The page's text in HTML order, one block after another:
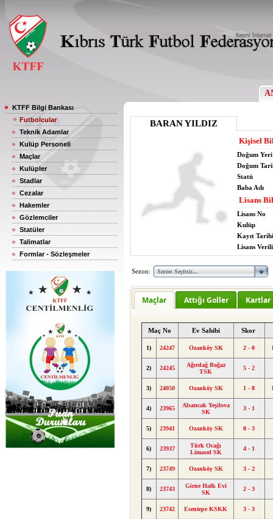
KTFF Bilgi Bankası
Futbolcular
Teknik Adamlar
Kulüp Personeli
Maçlar
Kulüpler
Stadlar
Cezalar
Hakemler
Gözlemciler
Statüler
Talimatlar
Formlar - Sözleşmeler
BARAN YILDIZ
Kişisel
Doğum Yeri
Doğum
Statü
Baba Adı
Lisans
Lisans No
Kulüp
Kayıt Tarihi
Lisans
Sezon:
Maçlar Attığı Goller Kartlar
Maç No Ev Sahibi Skor
1) 24247 Ozanköy SK 2 - 0
2) 24245
Ağırdağ Boğaz
TSK
5 - 2
3) 24050 Ozanköy SK 1 - 8
4) 23965
Alsancak Yeşilova
SK
3 - 1
5) 23941 Ozanköy SK 0 - 3
6) 23937
Türk Ocağı
Limasol SK
4 - 1
7) 23749 Ozanköy SK 3 - 2
8) 23743
Girne Halk Evi
SK
2 - 3
9) 23742 Esentepe KSKK 3 - 3